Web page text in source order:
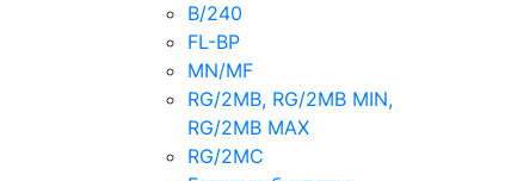
B/240
FL-BP
MN/MF
RG/2MB, RG/2MB MIN,
RG/2MB MAX
RG/2MC